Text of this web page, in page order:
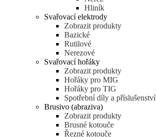
Hliník
Svařovací elektrody
Zobrazit produkty
Bazické
Rutilové
Nerezové
Svařovací hořáky
Zobrazit produkty
Hořáky pro MIG
Hořáky pro TIG
Spotřební díly a příslušenství
Brusivo (abraziva)
Zobrazit produkty
Brusné kotouče
Řezné kotouče